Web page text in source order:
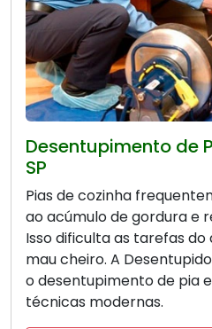
Desentupimento de
SP
Pias de cozinha
ao acúmulo de gordura e
Isso dificulta as tarefas
mau cheiro. A
o desentupimento de pia
técnicas modernas.